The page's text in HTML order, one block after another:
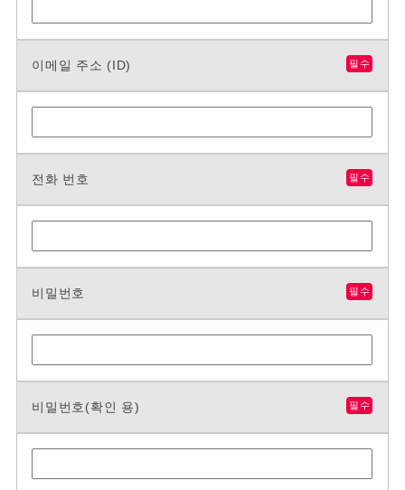
이메일 주소 (ID) 필수
전화 번호 필수
비밀번호 필수
비밀번호(확인 용) 필수